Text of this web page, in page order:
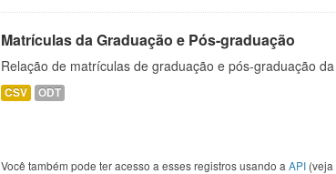
Matrículas da Graduação e Pós-graduação
Relação de matrículas de graduação e pós-graduação da
CSV ODT
Você também pode ter acesso a esses registros usando a API (veja